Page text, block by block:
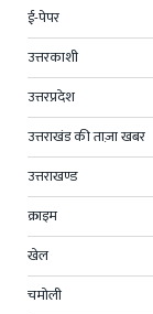
ई-पेपर
उत्तरकाशी
उत्तरप्रदेश
उत्तराखंड की ताज़ा खबर
उत्तराखण्ड
क्राइम
खेल
चमोली